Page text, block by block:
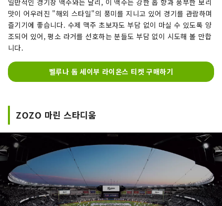
일반적인 경기장 맥주와는 달리, 이 맥주는 강한 홉 향과 풍부한 보리
맛이 어우러진 "해외 스타일"의 풍미를 지니고 있어 경기를 관람하며
즐기기에 좋습니다. 수제 맥주 초보자도 부담 없이 마실 수 있도록 양
조되어 있어, 평소 라거를 선호하는 분들도 부담 없이 시도해 볼 만합
니다.
벨루나 돔 세이부 라이온스 티켓 구매하기
ZOZO 마린 스타디움